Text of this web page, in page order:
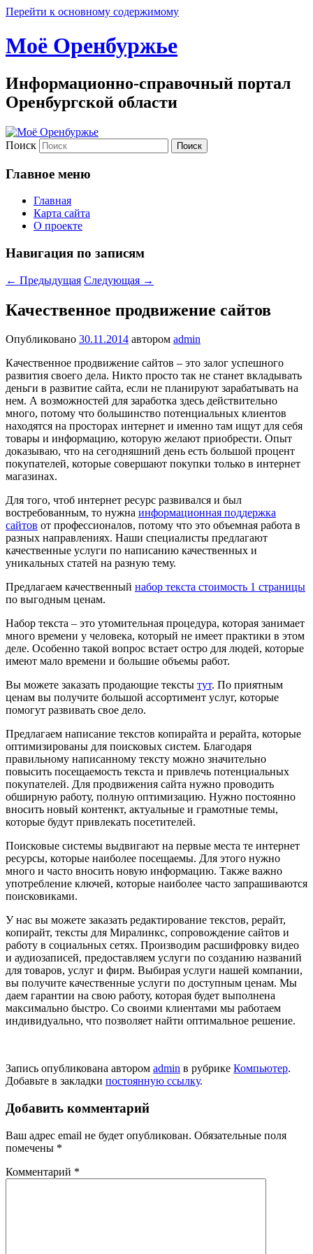
Перейти к основному содержимому
Моё Оренбуржье
Информационно-справочный портал
Оренбургской области
Поиск
Главное меню
Главная
Карта сайта
О проекте
Навигация по записям
← Предыдущая Следующая →
Качественное продвижение сайтов
Опубликовано 30.11.2014 автором admin
Качественное продвижение сайтов – это залог успешного
развития своего дела. Никто просто так не станет вкладывать
деньги в развитие сайта, если не планируют зарабатывать на
нем. А возможностей для заработка здесь действительно
много, потому что большинство потенциальных клиентов
находятся на просторах интернет и именно там ищут для себя
товары и информацию, которую желают приобрести. Опыт
доказываю, что на сегодняшний день есть большой процент
покупателей, которые совершают покупки только в интернет
магазинах.
Для того, чтоб интернет ресурс развивался и был
востребованным, то нужна информационная поддержка
сайтов от профессионалов, потому что это объемная работа в
разных направлениях. Наши специалисты предлагают
качественные услуги по написанию качественных и
уникальных статей на разную тему.
Предлагаем качественный набор текста стоимость 1 страницы
по выгодным ценам.
Набор текста – это утомительная процедура, которая занимает
много времени у человека, который не имеет практики в этом
деле. Особенно такой вопрос встает остро для людей, которые
имеют мало времени и большие объемы работ.
Вы можете заказать продающие тексты тут. По приятным
ценам вы получите большой ассортимент услуг, которые
помогут развивать свое дело.
Предлагаем написание текстов копирайта и рерайта, которые
оптимизированы для поисковых систем. Благодаря
правильному написанному тексту можно значительно
повысить посещаемость текста и привлечь потенциальных
покупателей. Для продвижения сайта нужно проводить
обширную работу, полную оптимизацию. Нужно постоянно
вносить новый контенкт, актуальные и грамотные темы,
которые будут привлекать посетителей.
Поисковые системы выдвигают на первые места те интернет
ресурсы, которые наиболее посещаемы. Для этого нужно
много и часто вносить новую информацию. Также важно
употребление ключей, которые наиболее часто запрашиваются
поисковиками.
У нас вы можете заказать редактирование текстов, рерайт,
копирайт, тексты для Миралинкс, сопровождение сайтов и
работу в социальных сетях. Производим расшифровку видео
и аудиозаписей, предоставляем услуги по созданию названий
для товаров, услуг и фирм. Выбирая услуги нашей компании,
вы получите качественные услуги по доступным ценам. Мы
даем гарантии на свою работу, которая будет выполнена
максимально быстро. Со своими клиентами мы работаем
индивидуально, что позволяет найти оптимальное решение.
Запись опубликована автором admin в рубрике Компьютер.
Добавьте в закладки постоянную ссылку.
Добавить комментарий
Ваш адрес email не будет опубликован. Обязательные поля
помечены *
Комментарий *